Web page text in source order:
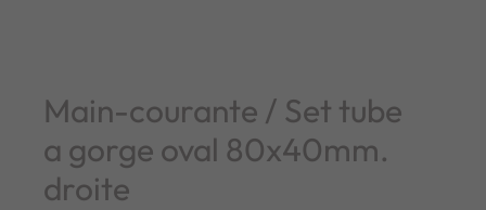
Main-courante / Set tube
a gorge oval 80x40mm.
droite